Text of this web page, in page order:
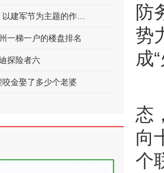
防
势
成
态
向
个
一梯一户的楼盘排名
探险者六
金娶了多少个老婆